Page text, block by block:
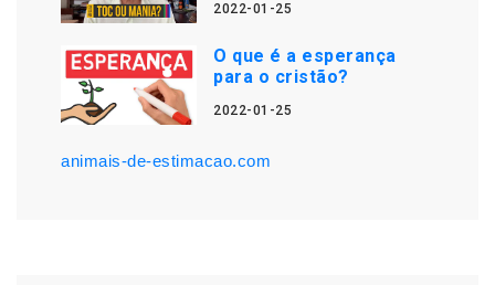
2022-01-25
O que é a esperança
para o cristão?
2022-01-25
animais-de-estimacao.com